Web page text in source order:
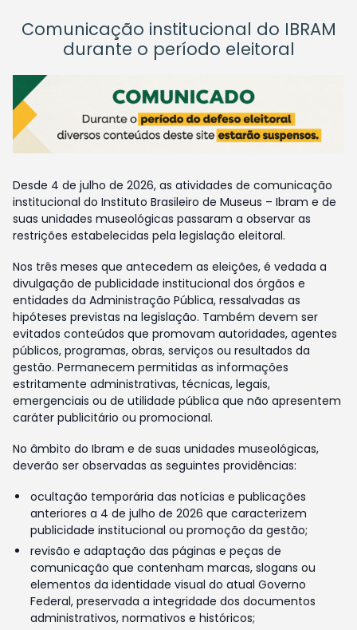
Comunicação institucional do IBRAM
durante o período eleitoral
Desde 4 de julho de 2026, as atividades de comunicação
institucional do Instituto Brasileiro de Museus – Ibram e de
suas unidades museológicas passaram a observar as
restrições estabelecidas pela legislação eleitoral.
Nos três meses que antecedem as eleições, é vedada a
divulgação de publicidade institucional dos órgãos e
entidades da Administração Pública, ressalvadas as
hipóteses previstas na legislação. Também devem ser
evitados conteúdos que promovam autoridades, agentes
públicos, programas, obras, serviços ou resultados da
gestão. Permanecem permitidas as informações
estritamente administrativas, técnicas, legais,
emergenciais ou de utilidade pública que não apresentem
caráter publicitário ou promocional.
No âmbito do Ibram e de suas unidades museológicas,
deverão ser observadas as seguintes providências:
ocultação temporária das notícias e publicações
anteriores a 4 de julho de 2026 que caracterizem
publicidade institucional ou promoção da gestão;
revisão e adaptação das páginas e peças de
comunicação que contenham marcas, slogans ou
elementos da identidade visual do atual Governo
Federal, preservada a integridade dos documentos
administrativos, normativos e históricos;